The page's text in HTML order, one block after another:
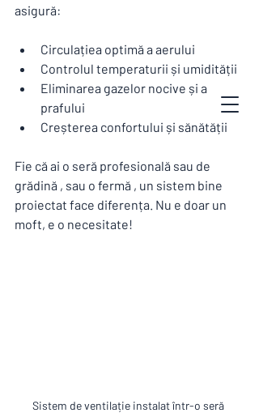
asigură:
Circulațiea optimă a aerului
Controlul temperaturii și umidității
Eliminarea gazelor nocive și a
prafului
Creșterea confortului și sănătății
Fie că ai o seră profesională sau de
grădină , sau o fermă , un sistem bine
proiectat face diferența. Nu e doar un
moft, e o necesitate!
Sistem de ventilație instalat într-o seră